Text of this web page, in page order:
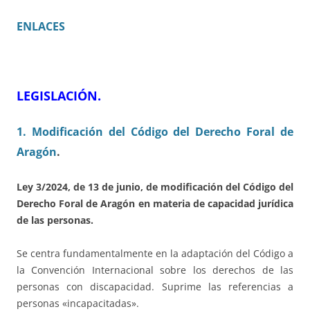
ENLACES
LEGISLACIÓN.
1. Modificación del Código del Derecho Foral de
Aragón.
Ley 3/2024, de 13 de junio, de modificación del Código del
Derecho Foral de Aragón en materia de capacidad jurídica
de las personas.
Se centra fundamentalmente en la adaptación del Código a
la Convención Internacional sobre los derechos de las
personas con discapacidad. Suprime las referencias a
personas «incapacitadas».